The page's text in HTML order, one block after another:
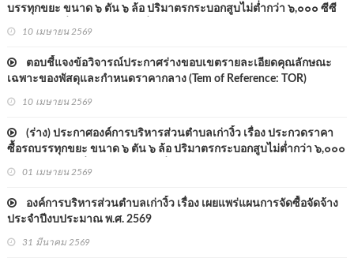
บรรทุกขยะ ขนาด ๖ ตัน ๖ ล้อ ปริมาตรกระบอกสูบไม่ต่ำกว่า ๖,๐๐๐ ซีซี
10 เมษายน 2569
ตอบชี้แจงข้อวิจารณ์ประกาศร่างขอบเขตรายละเอียดคุณลักษณะ
เฉพาะของพัสดุและกำหนดราคากลาง (Tem of Reference: TOR)
10 เมษายน 2569
(ร่าง) ประกาศองค์การบริหารส่วนตำบลเก่างิ้ว เรื่อง ประกวดราคา
ซื้อรถบรรทุกขยะ ขนาด ๖ ตัน ๖ ล้อ ปริมาตรกระบอกสูบไม่ต่ำกว่า ๖,๐๐๐
01 เมษายน 2569
องค์การบริหารส่วนตำบลเก่างิ้ว เรื่อง เผยแพร่แผนการจัดซื้อจัดจ้าง
ประจำปีงบประมาณ พ.ศ. 2569
31 มีนาคม 2569